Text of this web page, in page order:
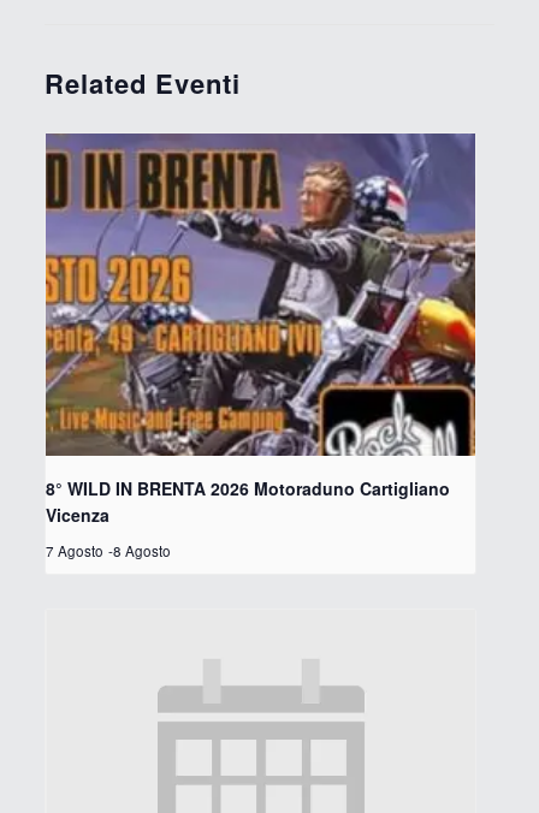
Related Eventi
8° WILD IN BRENTA 2026 Motoraduno Cartigliano
Vicenza
7 Agosto -8 Agosto